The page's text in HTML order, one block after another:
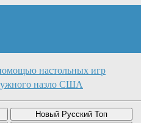
настольных игр
назло США